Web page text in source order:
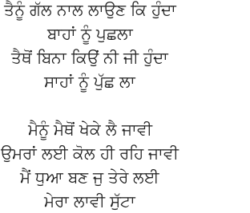
ਤੈਨੂੰ ਗੱਲ ਨਾਲ ਲਾਉਣ ਕਿ ਹੁੰਦਾ
ਬਾਹਾਂ ਨੂੰ ਪੁਛਲਾ
ਤੈਥੋਂ ਬਿਨਾ ਕਿਉਂ ਨੀ ਜੀ ਹੁੰਦਾ
ਸਾਹਾਂ ਨੂੰ ਪੁੱਛ ਲਾ
ਮੈਨੂੰ ਮੈਥੋਂ ਖੇਕੇ ਲੈ ਜਾਵੀ
ਉਮਰਾਂ ਲਈ ਕੋਲ ਹੀ ਰਹਿ ਜਾਵੀ
ਮੈਂ ਧੁਆ ਬਣ ਜੁ ਤੇਰੇ ਲਈ
ਮੇਰਾ ਲਾਵੀ ਸੁੱਟਾ